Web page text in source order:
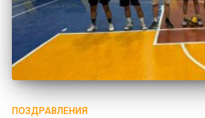
ПОЗДРАВЛЕНИЯ